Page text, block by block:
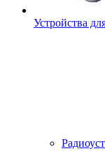
Устройства